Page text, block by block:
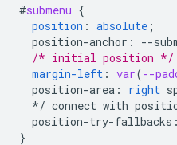
#submenu {
position : absolute ;
position-anchor : --
/* initial position */
margin-left : var(--
position-area : right
*/ connect with
position-try-fallbacks :
}